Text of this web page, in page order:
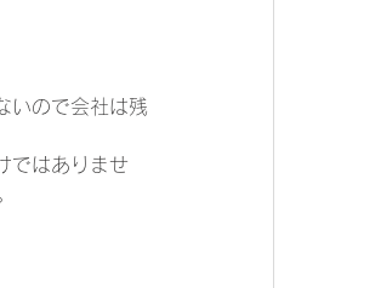
いので会社は残
ではありませ